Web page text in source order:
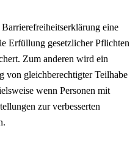
eine
Erfüllung gesetzlicher Pflichten
Zum anderen wird ein
von gleichberechtigter Teilhabe
wenn Personen mit
zur verbesserten